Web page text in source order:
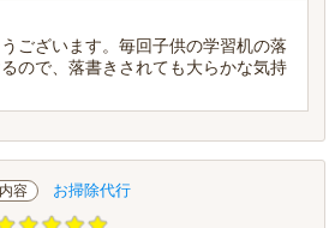
ございます。毎回子供の学習机の落
ので、落書きされても大らかな気持
容 お掃除代行